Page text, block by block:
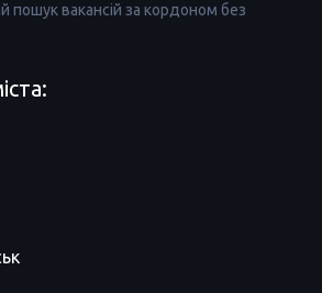
пошук вакансій за кордоном без